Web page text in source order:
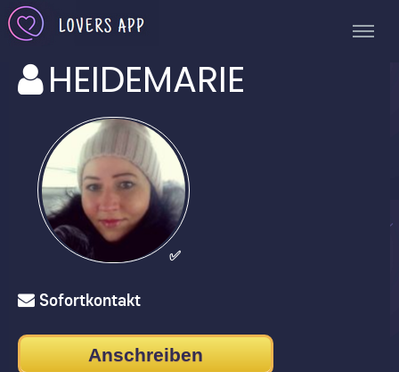
HEIDEMARIE
✅
Sofortkontakt
Anschreiben